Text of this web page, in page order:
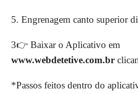
5. Engrenagem canto superior
3👉 Baixar o Aplicativo em
www.webdetetive.com.br
*Passos feitos dentro do